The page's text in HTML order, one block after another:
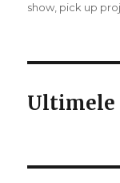
show, pick up
Ultimele